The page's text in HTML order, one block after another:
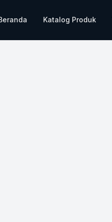
Katalog Produk